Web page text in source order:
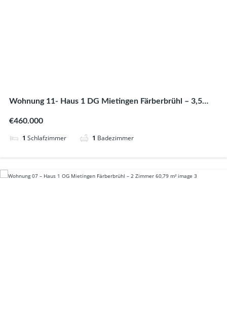
Wohnung 11- Haus 1 DG Mietingen Färberbrühl – 3,5
€460.000
1 Schlafzimmer 1 Badezimmer